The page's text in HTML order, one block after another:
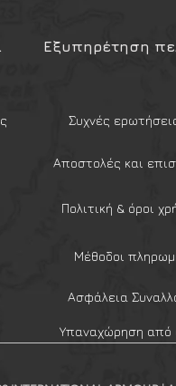
στο γιλέκο
ή το σακίδιό σας,
ενσωματωμένους
και σταθερή πλέξη σε
μέρος,
περιεχόμενο, ακόμη
Στο εσωτερικό της
μεμονωμένα
Εξυπηρέτηση
Συχνές
Αποστολές και
Πολιτική & όροι
Μέθοδοι
Ασφάλεια
Υπαναχώρηση από